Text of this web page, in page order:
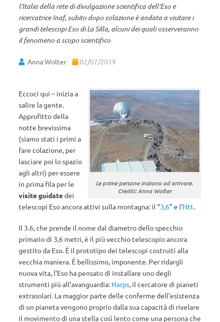
l’Italia della rete di divulgazione scientifica dell’Eso e
ricercatrice Inaf, subito dopo colazione è andata a visitare i
grandi telescopi Eso di La Silla, alcuni dei quali osserveranno
il fenomeno a scopo scientifico
Anna Wolter 02/07/2019
Le prime persone iniziano ad arrivare.
Crediti: Anna Wolter
Eccoci qui – inizia a
salire la gente.
Approfitto della
notte brevissima
(siamo stati i primi a
fare colazione, per
lasciare poi lo spazio
agli altri) per essere
in prima fila per le
visite guidatedei
telescopi Eso ancora attivi sulla montagna: il “3,6” e l’Ntt.
Il 3.6, che prende il nome dal diametro dello specchio
primario di 3,6 metri, è il più vecchio telescopio ancora
gestito da Eso. È il prototipo dei telescopi costruiti alla
vecchia maniera. È bellissimo, imponente. Per ridargli
nuova vita, l’Eso ha pensato di installare uno degli
strumenti più all’avanguardia: Harps, il cercatore di pianeti
extrasolari. La maggior parte delle conferme dell’esistenza
di un pianeta vengono proprio dalla sua capacità di rivelare
il movimento di una stella così lento come una persona che